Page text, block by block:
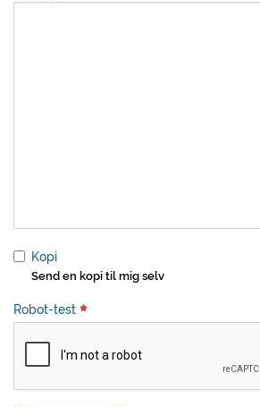
Kopi
Send en kopi til mig selv
Robot-test